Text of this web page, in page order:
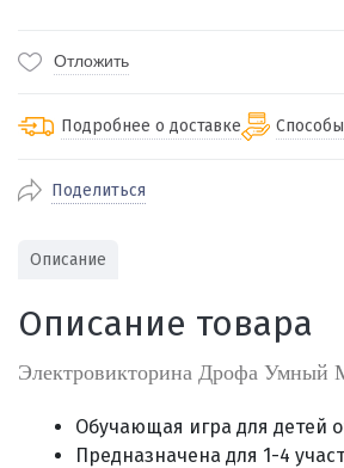
Отложить
Подробнее о доставке
По Екатеринбургу бесплатная
Отправляем во все регионы России
службами Пэк, Кит, Луч, Сдэк, Озон
доставка, Почта РФ или любой другой
Через СБП при получении (для
Екатеринбурга и близлежащих
городов)
Оплата по счету для
Поделиться
Описание
Описание товара
Электровикторина Дрофа
Обучающая игра для детей
Предназначена для 1-4